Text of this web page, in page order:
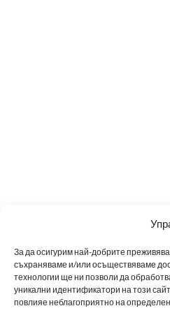
За да осигурим най-добрите
съхраняваме и/или осъществяваме
технологии ще ни позволи да
уникални идентификатори на този
повлияе неблагоприятно на